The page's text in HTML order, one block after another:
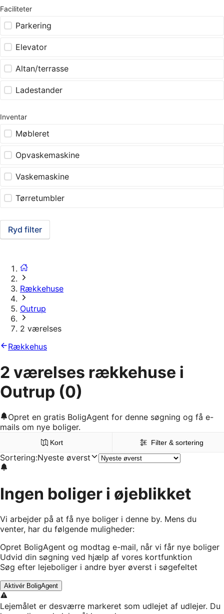
Faciliteter
Parkering
Elevator
Altan/terrasse
Ladestander
Inventar
Møbleret
Opvaskemaskine
Vaskemaskine
Tørretumbler
Ryd filter
Rækkehuse
Outrup
2 værelses
Rækkehus
2 værelses rækkehuse i
Outrup (0)
Opret en gratis BoligAgent for denne søgning og få e-
mails om nye boliger.
Kort Filter & sortering
Sortering:Nyeste øverst
Ingen boliger i øjeblikket
Vi arbejder på at få nye boliger i denne by. Mens du
venter, har du følgende muligheder:
Opret BoligAgent og modtag e-mail, når vi får nye boliger
Udvid din søgning ved hjælp af vores kortfunktion
Søg efter lejeboliger i andre byer øverst i søgefeltet
Aktivér BoligAgent
Lejemålet er desværre markeret som udlejet af udlejer. Du